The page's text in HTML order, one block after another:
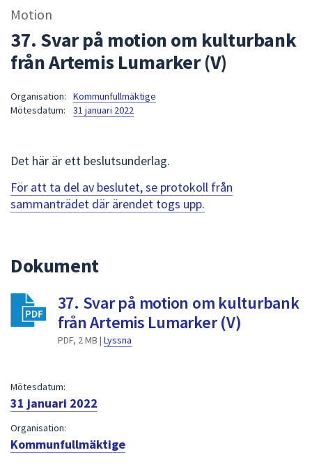
sökfältet
kommer
sökförslag
för
att
navigera
för
att
välja
Motion
37. Svar på motion om kulturbank
från Artemis Lumarker (V)
Organisation:
Kommunfullmäktige
Mötesdatum:
31 januari 2022
Det här är ett beslutsunderlag.
För att ta del av beslutet, se protokoll från
sammanträdet där ärendet togs upp.
Dokument
37. Svar på motion om kulturbank
från Artemis Lumarker (V)
PDF, 2 MB | Lyssna
Mötesdatum:
31 januari 2022
Organisation:
Kommunfullmäktige